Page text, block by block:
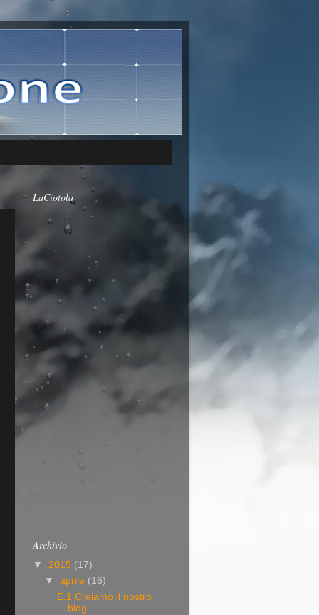
LaCiotola
Archivio
▼ 2015 (17)
▼aprile (16)
E.1 Creiamo il nostro
blog